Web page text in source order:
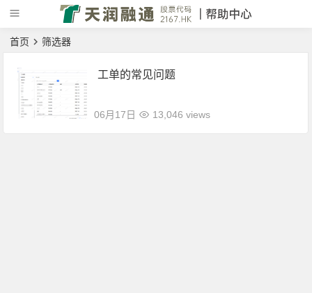
首页 筛选器
工单的常见问题
06月17日 13,046 views